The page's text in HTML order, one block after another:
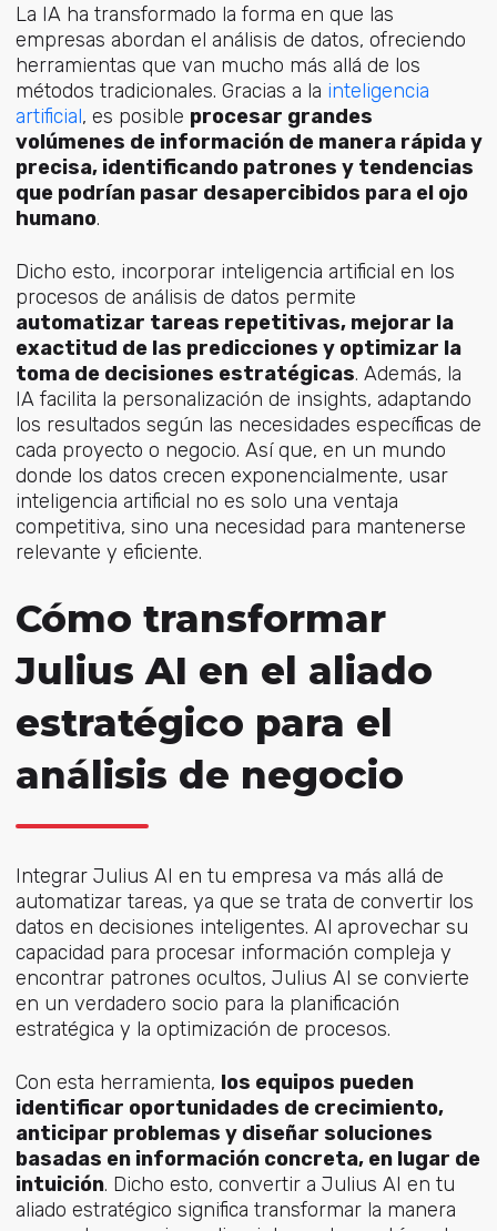
La IA ha transformado la forma en que las
empresas abordan el análisis de datos, ofreciendo
herramientas que van mucho más allá de los
métodos tradicionales. Gracias a la inteligencia
artificial, es posible procesar grandes
volúmenes de información de manera rápida y
precisa, identificando patrones y tendencias
que podrían pasar desapercibidos para el ojo
humano.
Dicho esto, incorporar inteligencia artificial en los
procesos de análisis de datos permite
automatizar tareas repetitivas, mejorar la
exactitud de las predicciones y optimizar la
toma de decisiones estratégicas. Además, la
IA facilita la personalización de insights, adaptando
los resultados según las necesidades específicas de
cada proyecto o negocio. Así que, en un mundo
donde los datos crecen exponencialmente, usar
inteligencia artificial no es solo una ventaja
competitiva, sino una necesidad para mantenerse
relevante y eficiente.
Cómo transformar
Julius AI en el aliado
estratégico para el
análisis de negocio
Integrar Julius AI en tu empresa va más allá de
automatizar tareas, ya que se trata de convertir los
datos en decisiones inteligentes. Al aprovechar su
capacidad para procesar información compleja y
encontrar patrones ocultos, Julius AI se convierte
en un verdadero socio para la planificación
estratégica y la optimización de procesos.
Con esta herramienta, los equipos pueden
identificar oportunidades de crecimiento,
anticipar problemas y diseñar soluciones
basadas en información concreta, en lugar de
intuición. Dicho esto, convertir a Julius AI en tu
aliado estratégico significa transformar la manera